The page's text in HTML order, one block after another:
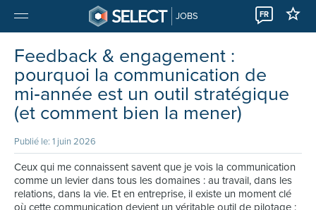
JOBS FR
Feedback & engagement :
pourquoi la communication de
mi‑année est un outil stratégique
(et comment bien la mener)
Publié le: 1 juin 2026
Ceux qui me connaissent savent que je vois la communication
comme un levier dans tous les domaines : au travail, dans les
relations, dans la vie. Et en entreprise, il existe un moment clé
où cette communication devient un véritable outil de pilotage :